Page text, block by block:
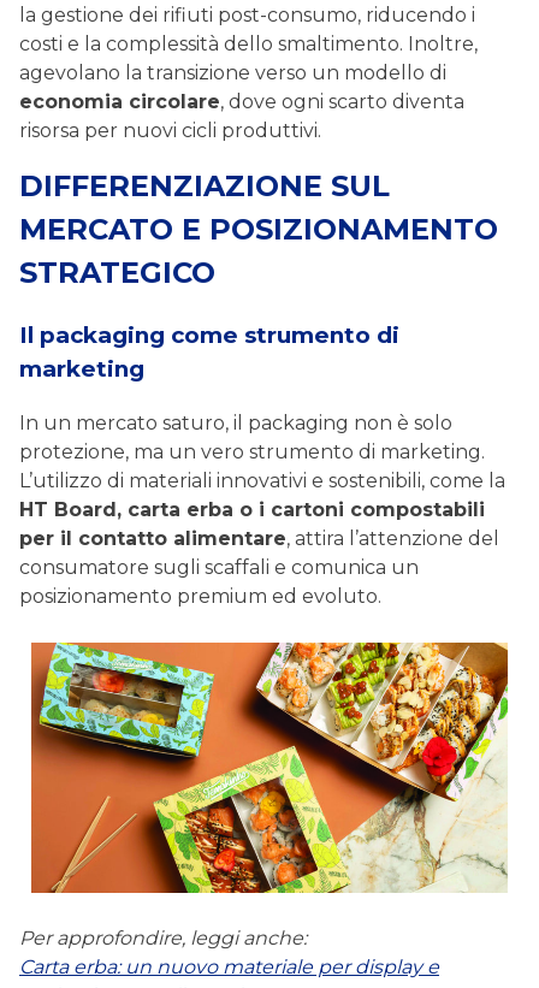
la gestione dei rifiuti post-consumo, riducendo i
costi e la complessità dello smaltimento. Inoltre,
agevolano la transizione verso un modello di
economia circolare, dove ogni scarto diventa
risorsa per nuovi cicli produttivi.
DIFFERENZIAZIONE SUL
MERCATO E POSIZIONAMENTO
STRATEGICO
Il packaging come strumento di
marketing
In un mercato saturo, il packaging non è solo
protezione, ma un vero strumento di marketing.
L’utilizzo di materiali innovativi e sostenibili, come la
HT Board, carta erba o i cartoni compostabili
per il contatto alimentare, attira l’attenzione del
consumatore sugli scaffali e comunica un
posizionamento premium ed evoluto.
Per approfondire, leggi anche:
Carta erba: un nuovo materiale per display e